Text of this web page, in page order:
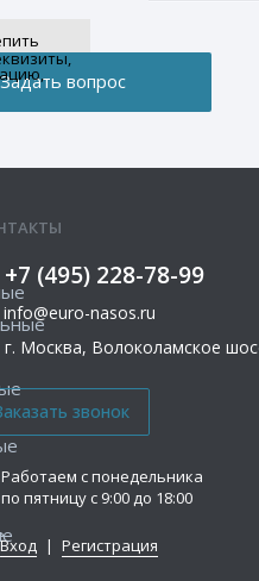
+7 (495) 228-78-99
info@euro-nasos.ru
г. Москва, Волоколамское
Работаем с понедельника
по пятницу с 9:00 до 18:00
Вход | Регистрация